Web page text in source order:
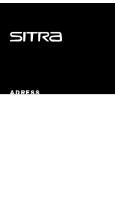
Sitra
ADRESS